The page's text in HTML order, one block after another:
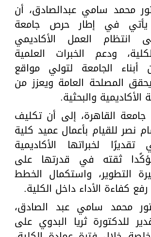
محمد سامي عبدالصادق، أن
يأتي في إطار حرص جامعة
انتظام العمل الأكاديمي
ودعم الخبرات العلمية
أبناء الجامعة لتولي مواقع
المصلحة العامة ويعزز من
الأكاديمية والبحثية.
القاهرة، إلى أن تكليف
نصر للقيام بأعمال عميد كلية
تقديرًا لخبراتها الأكاديمية
مؤكًدا ثقته في قدرتها على
التطوير، واستكمال الخطط
كفاءة الأداء داخل الكلية.
محمد سامي عبد الصادق،
للدكتورة ثريا البدوي على